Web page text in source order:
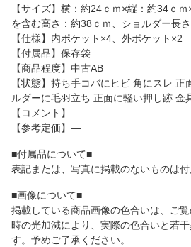
【サイズ】横：約24ｃｍ×縦：約34ｃ
を含む高さ：約38ｃｍ、ショルダー長さ
【仕様】内ポケット×4、外ポケット×2
【付属品】保存袋
【商品程度】中古AB
【状態】持ち手コバにヒビ 角にスレ 正
ルダーに毛羽立ち 正面に軽い押し跡 金
【コメント】―
【参考定価】―
■付属品について■
表記または、写真に掲載のないものは付
■画像について■
掲載している商品画像の色合いは、ご
時の光加減により、実際の色合いと若
す。予めご了承ください。